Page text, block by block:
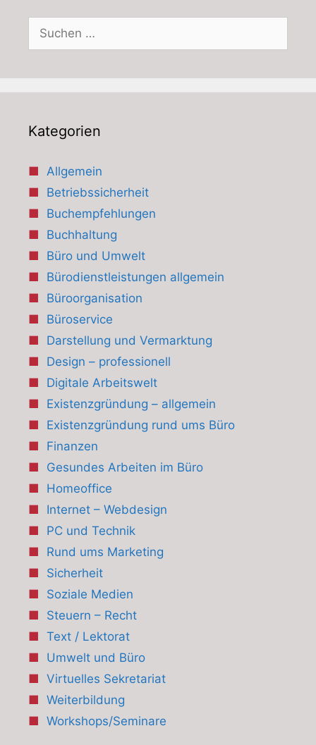
Suchen
nach:
Kategorien
Allgemein
Betriebssicherheit
Buchempfehlungen
Buchhaltung
Büro und Umwelt
Bürodienstleistungen allgemein
Büroorganisation
Büroservice
Darstellung und Vermarktung
Design – professionell
Digitale Arbeitswelt
Existenzgründung – allgemein
Existenzgründung rund ums Büro
Finanzen
Gesundes Arbeiten im Büro
Homeoffice
Internet – Webdesign
PC und Technik
Rund ums Marketing
Sicherheit
Soziale Medien
Steuern – Recht
Text / Lektorat
Umwelt und Büro
Virtuelles Sekretariat
Weiterbildung
Workshops/Seminare